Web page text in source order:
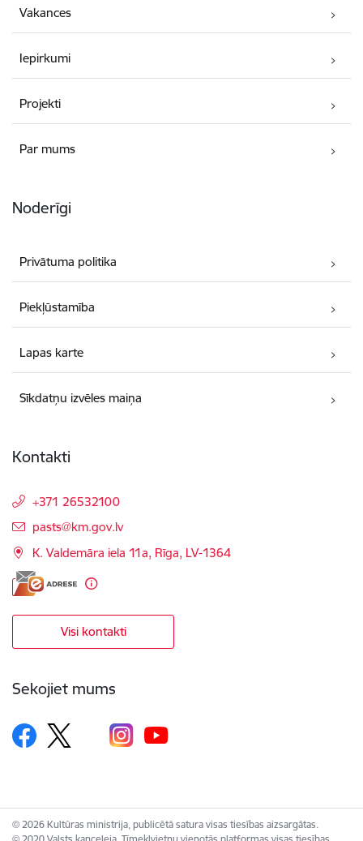
Vakances
Iepirkumi
Projekti
Par mums
Noderīgi
Privātuma politika
Piekļūstamība
Lapas karte
Sīkdatņu izvēles maiņa
Kontakti
+371 26532100
E-pasts:
pasts@km.gov.lv
K. Valdemāra iela 11a, Rīga, LV-1364
Visi kontakti
Sekojiet mums
© 2026 Kultūras ministrija, publicētā satura visas tiesības aizsargātas.